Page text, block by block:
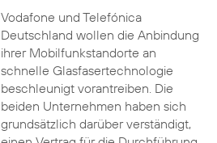
Vodafone und Telefónica
Deutschland wollen die Anbindung
ihrer Mobilfunkstandorte an
schnelle Glasfasertechnologie
beschleunigt vorantreiben. Die
beiden Unternehmen haben sich
grundsätzlich darüber verständigt,